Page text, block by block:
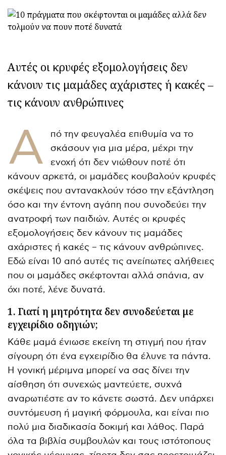
Αυτές οι κρυφές εξομολογήσεις δεν
κάνουν τις μαμάδες αχάριστες ή κακές –
τις κάνουν ανθρώπινες
Α
πό την φευγαλέα επιθυμία να το
σκάσουν για μια μέρα, μέχρι την
ενοχή ότι δεν νιώθουν ποτέ ότι
κάνουν αρκετά, οι μαμάδες κουβαλούν κρυφές
σκέψεις που αντανακλούν τόσο την εξάντληση
όσο και την έντονη αγάπη που συνοδεύει την
ανατροφή των παιδιών. Αυτές οι κρυφές
εξομολογήσεις δεν κάνουν τις μαμάδες
αχάριστες ή κακές – τις κάνουν ανθρώπινες.
Εδώ είναι 10 από αυτές τις ανείπωτες αλήθειες
που οι μαμάδες σκέφτονται αλλά σπάνια, αν
όχι ποτέ, λένε δυνατά.
1. Γιατί η μητρότητα δεν συνοδεύεται με
εγχειρίδιο οδηγιών;
Κάθε μαμά ένιωσε εκείνη τη στιγμή που ήταν
σίγουρη ότι ένα εγχειρίδιο θα έλυνε τα πάντα.
Η γονική μέριμνα μπορεί να σας δίνει την
αίσθηση ότι συνεχώς μαντεύετε, συχνά
αναρωτιέστε αν το κάνετε σωστά. Δεν υπάρχει
συντόμευση ή μαγική φόρμουλα, και είναι πιο
πολύ μια διαδικασία δοκιμή και λάθος. Παρά
όλα τα βιβλία συμβουλών και τους ιστότοπους